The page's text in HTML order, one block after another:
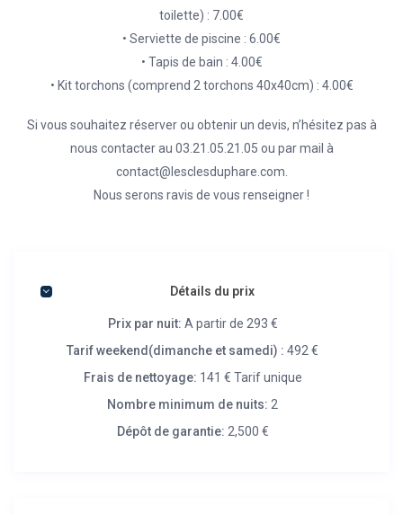
toilette) : 7.00€
• Serviette de piscine : 6.00€
• Tapis de bain : 4.00€
• Kit torchons (comprend 2 torchons 40x40cm) : 4.00€
Si vous souhaitez réserver ou obtenir un devis, n’hésitez pas à
nous contacter au 03.21.05.21.05 ou par mail à
contact@lesclesduphare.com.
Nous serons ravis de vous renseigner !
Détails du prix
Prix par nuit: A partir de 293 €
Tarif weekend(dimanche et samedi) : 492 €
Frais de nettoyage: 141 € Tarif unique
Nombre minimum de nuits: 2
Dépôt de garantie: 2,500 €